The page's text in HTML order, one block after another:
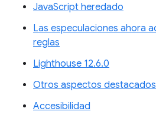
JavaScript heredado
Las especulaciones ahora
reglas
Lighthouse 12.6.0
Otros aspectos destacados
Accesibilidad